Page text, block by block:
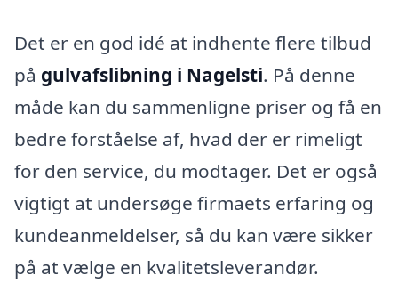
Det er en god idé at indhente flere tilbud
på gulvafslibning i Nagelsti. På denne
måde kan du sammenligne priser og få en
bedre forståelse af, hvad der er rimeligt
for den service, du modtager. Det er også
vigtigt at undersøge firmaets erfaring og
kundeanmeldelser, så du kan være sikker
på at vælge en kvalitetsleverandør.